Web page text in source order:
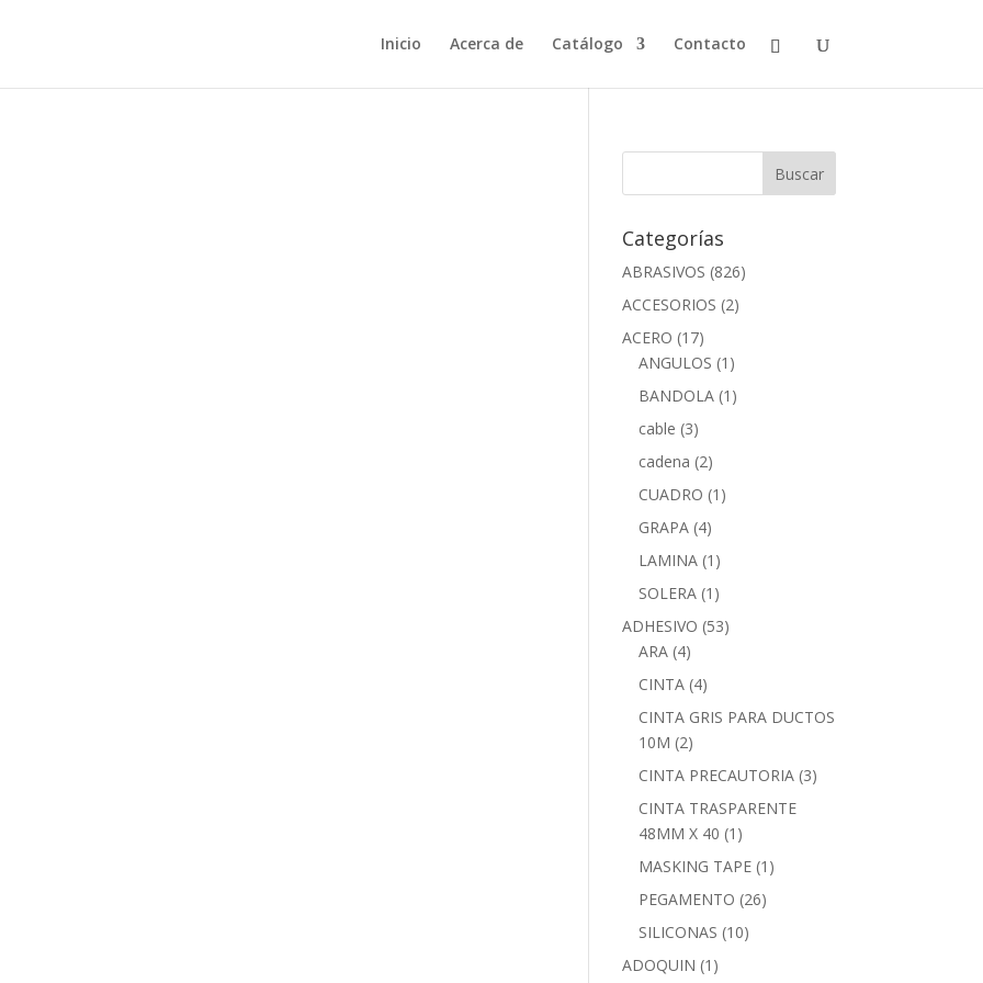
Inicio Acerca de Catálogo Contacto
Categorías
ABRASIVOS (826)
ACCESORIOS (2)
ACERO (17)
ANGULOS (1)
BANDOLA (1)
cable (3)
cadena (2)
CUADRO (1)
GRAPA (4)
LAMINA (1)
SOLERA (1)
ADHESIVO (53)
ARA (4)
CINTA (4)
CINTA GRIS PARA DUCTOS
10M (2)
CINTA PRECAUTORIA (3)
CINTA TRASPARENTE
48MM X 40 (1)
MASKING TAPE (1)
PEGAMENTO (26)
SILICONAS (10)
ADOQUIN (1)